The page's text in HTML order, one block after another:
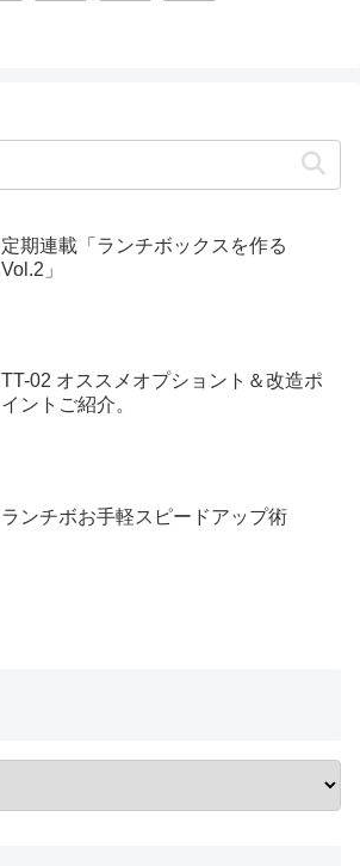
定期連載「ランチボックスを作る
Vol.2」
TT-02 オススメオプショント＆改造ポ
イントご紹介。
ランチボお手軽スピードアップ術